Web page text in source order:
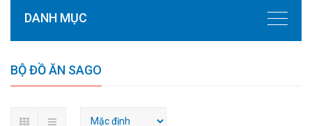
DANH MỤC
BỘ ĐỒ ĂN SAGO